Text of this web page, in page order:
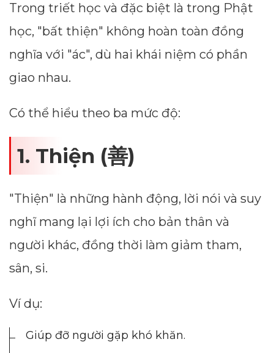
Trong triết học và đặc biệt là trong Phật
học, "bất thiện" không hoàn toàn đồng
nghĩa với "ác", dù hai khái niệm có phần
giao nhau.
Có thể hiểu theo ba mức độ:
1. Thiện (善)
"Thiện" là những hành động, lời nói và suy
nghĩ mang lại lợi ích cho bản thân và
người khác, đồng thời làm giảm tham,
sân, si.
Ví dụ:
Giúp đỡ người gặp khó khăn.